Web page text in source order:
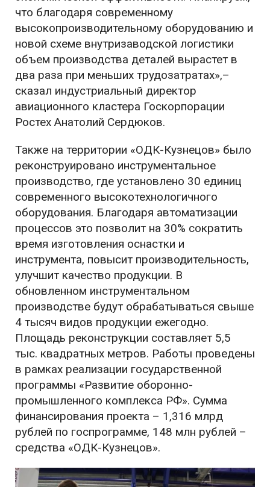
что благодаря современному
высокопроизводительному оборудованию и
новой схеме внутризаводской логистики
объем производства деталей вырастет в
два раза при меньших трудозатратах»,–
сказал индустриальный директор
авиационного кластера Госкорпорации
Ростех Анатолий Сердюков.
Также на территории «ОДК-Кузнецов» было
реконструировано инструментальное
производство, где установлено 30 единиц
современного высокотехнологичного
оборудования. Благодаря автоматизации
процессов это позволит на 30% сократить
время изготовления оснастки и
инструмента, повысит производительность,
улучшит качество продукции. В
обновленном инструментальном
производстве будут обрабатываться свыше
4 тысяч видов продукции ежегодно.
Площадь реконструкции составляет 5,5
тыс. квадратных метров. Работы проведены
в рамках реализации государственной
программы «Развитие оборонно-
промышленного комплекса РФ». Сумма
финансирования проекта – 1,316 млрд
рублей по госпрограмме, 148 млн рублей –
средства «ОДК-Кузнецов».